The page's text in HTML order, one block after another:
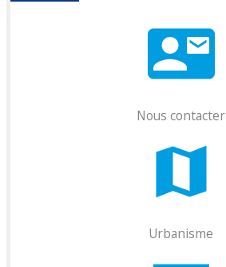
Nous contacter
Urbanisme